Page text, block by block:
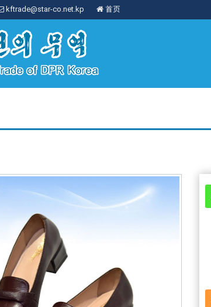
kftrade@star-co.net.kp 首页